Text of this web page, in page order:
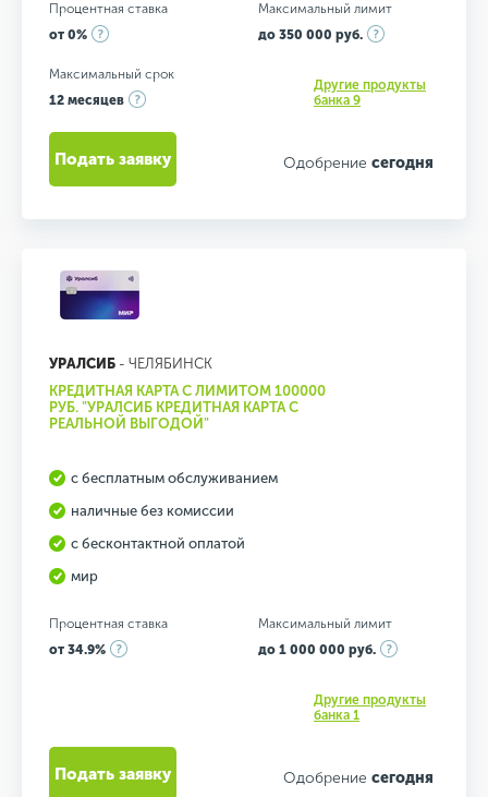
Процентная ставка
от 0%
Максимальный лимит
до 350 000 руб.
Максимальный срок
12 месяцев
Другие продукты
банка 9
Одобрение сегодня
Подать заявку
УРАЛСИБ - ЧЕЛЯБИНСК
КРЕДИТНАЯ КАРТА С ЛИМИТОМ 100000
РУБ. "УРАЛСИБ КРЕДИТНАЯ КАРТА С
РЕАЛЬНОЙ ВЫГОДОЙ"
с бесплатным обслуживанием
наличные без комиссии
с бесконтактной оплатой
мир
Процентная ставка
от 34.9%
Максимальный лимит
до 1 000 000 руб.
Другие продукты
банка 1
Одобрение сегодня
Подать заявку